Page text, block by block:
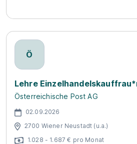
Ö
Lehre
Österreichische Post AG
02.09.2026
2700 Wiener Neustadt (u.a.)
1.028 - 1.687 € pro Monat